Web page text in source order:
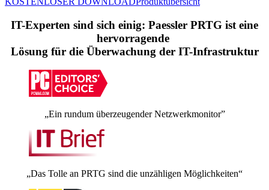
IT-Experten sind sich einig: Paessler PRTG ist eine
hervorragende
Lösung für die Überwachung der IT-Infrastruktur
„Ein rundum überzeugender Netzwerkmonitor”
„Das Tolle an PRTG sind die unzähligen Möglichkeiten“